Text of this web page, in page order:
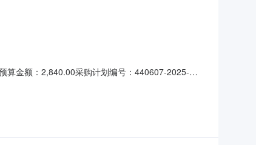
算金额：2,840.00采购计划编号：440607-2025-